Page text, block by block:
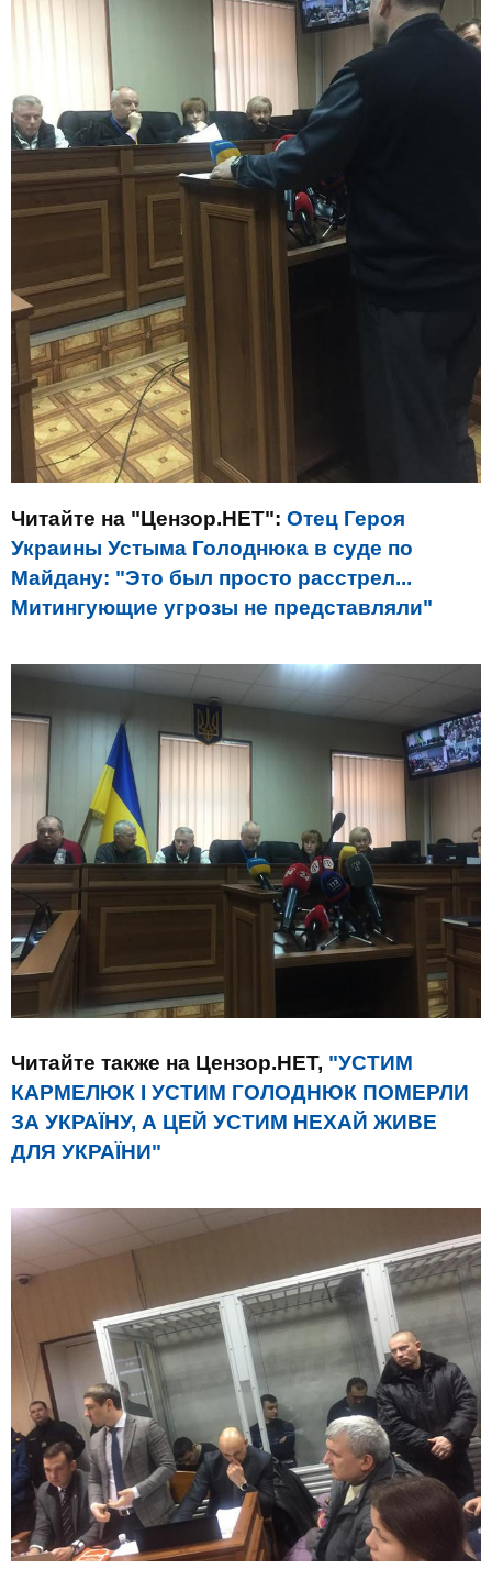
Читайте на "Цензор.НЕТ": Отец Героя
Украины Устыма Голоднюка в суде по
Майдану: "Это был просто расстрел...
Митингующие угрозы не представляли"
Читайте также на Цензор.НЕТ, "УСТИМ
КАРМЕЛЮК І УСТИМ ГОЛОДНЮК ПОМЕРЛИ
ЗА УКРАЇНУ, А ЦЕЙ УСТИМ НЕХАЙ ЖИВЕ
ДЛЯ УКРАЇНИ"